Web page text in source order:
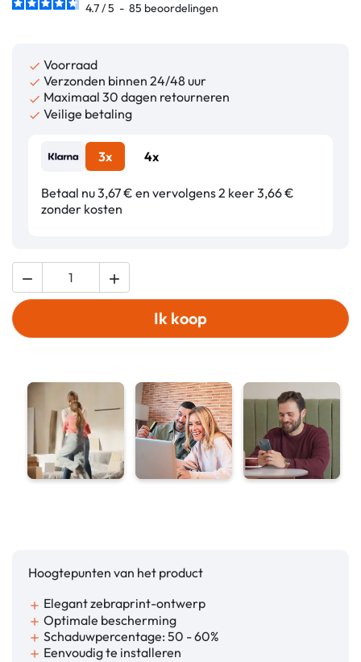
4.7/5 - 85 beoordelingen
 Voorraad
 Verzonden binnen 24/48 uur
 Maximaal 30 dagen retourneren
 Veilige betaling
3x 4x
Betaal nu 3,67 € en vervolgens 2 keer 3,66 €
zonder kosten
 
Ik koop
Hoogtepunten van het product
add Elegant zebraprint-ontwerp
add Optimale bescherming
add Schaduwpercentage: 50 - 60%
add Eenvoudig te installeren